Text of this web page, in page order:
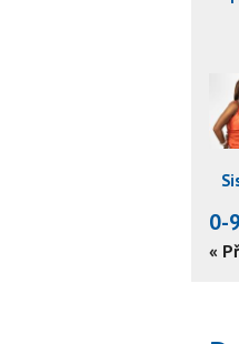
0-9
«
Par - Pea